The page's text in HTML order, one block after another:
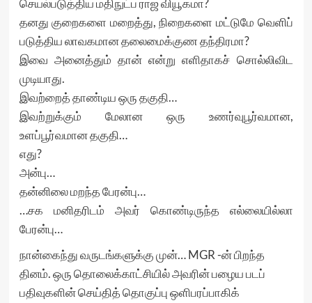
செயல்படுத்திய மதிநுட்ப ராஜ வியூகமா?
தனது குறைகளை மறைத்து, நிறைகளை மட்டுமே வெளிப்
படுத்திய லாவகமான தலைமைக்குண தந்திரமா?
இவை அனைத்தும் தான் என்று எளிதாகச் சொல்லிவிட
முடியாது.
இவற்றைத் தாண்டிய ஒரு தகுதி…
இவற்றுக்கும் மேலான ஒரு உணர்வுபூர்வமான,
உளப்பூர்வமான தகுதி…
எது?
அன்பு…
தன்னிலை மறந்த பேரன்பு…
…சக மனிதரிடம் அவர் கொண்டிருந்த எல்லையில்லா
பேரன்பு…
நான்கைந்து வருடங்களுக்கு முன்… MGR -ன் பிறந்த
தினம். ஒரு தொலைக்காட்சியில் அவரின் பழைய படப்
பதிவுகளின் செய்தித் தொகுப்பு ஒளிபரப்பாகிக்